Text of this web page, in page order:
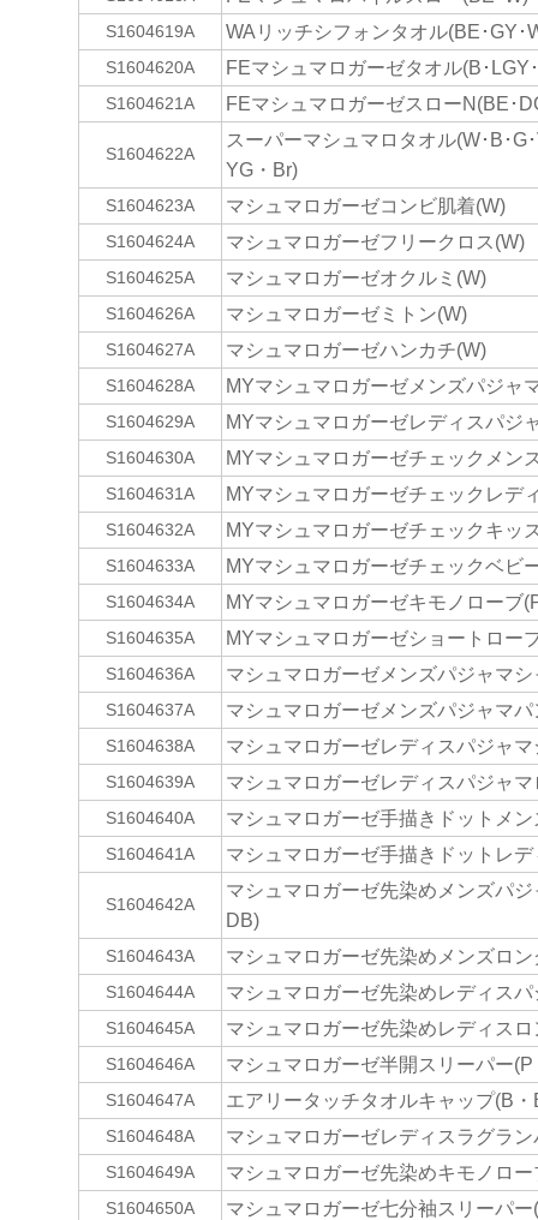
S1604619A WAリッチシフォンタオル(BE･GY･
S1604620A FEマシュマロガーゼタオル(B･LGY
S1604621A FEマシュマロガーゼスローN(BE･
S1604622A
スーパーマシュマロタオル(W･B･
YG・Br)
S1604623A マシュマロガーゼコンビ肌着(W)
S1604624A マシュマロガーゼフリークロス(W)
S1604625A マシュマロガーゼオクルミ(W)
S1604626A マシュマロガーゼミトン(W)
S1604627A マシュマロガーゼハンカチ(W)
S1604628A MYマシュマロガーゼメンズパジャ
S1604629A MYマシュマロガーゼレディスパジ
S1604630A MYマシュマロガーゼチェックメン
S1604631A MYマシュマロガーゼチェックレデ
S1604632A MYマシュマロガーゼチェックキッ
S1604633A MYマシュマロガーゼチェックベビ
S1604634A MYマシュマロガーゼキモノローブ
S1604635A MYマシュマロガーゼショートロー
S1604636A マシュマロガーゼメンズパジャマ
S1604637A マシュマロガーゼメンズパジャマ
S1604638A マシュマロガーゼレディスパジャ
S1604639A マシュマロガーゼレディスパジャ
S1604640A マシュマロガーゼ手描きドットメ
S1604641A マシュマロガーゼ手描きドットレ
S1604642A
マシュマロガーゼ先染めメンズパ
DB)
S1604643A マシュマロガーゼ先染めメンズロ
S1604644A マシュマロガーゼ先染めレディス
S1604645A マシュマロガーゼ先染めレディス
S1604646A マシュマロガーゼ半開スリーパー(P
S1604647A エアリータッチタオルキャップ(B
S1604648A マシュマロガーゼレディスラグラ
S1604649A マシュマロガーゼ先染めキモノロ
S1604650A マシュマロガーゼ七分袖スリーパ